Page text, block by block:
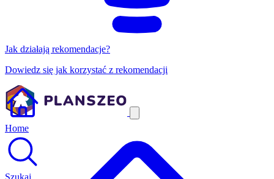
Jak działają rekomendacje?
Dowiedz się jak korzystać z rekomendacji
Home
Szukaj